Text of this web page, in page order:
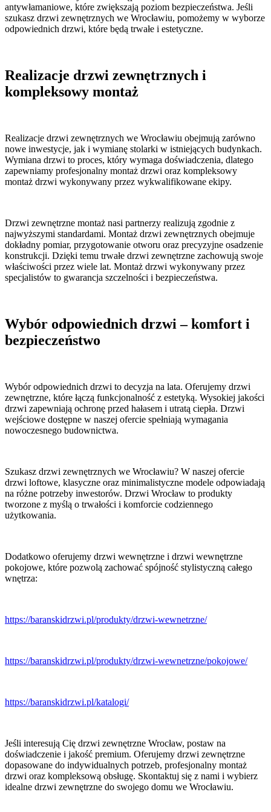
antywłamaniowe, które zwiększają poziom bezpieczeństwa. Jeśli
szukasz drzwi zewnętrznych we Wrocławiu, pomożemy w wyborze
odpowiednich drzwi, które będą trwałe i estetyczne.
Realizacje drzwi zewnętrznych i
kompleksowy montaż
Realizacje drzwi zewnętrznych we Wrocławiu obejmują zarówno
nowe inwestycje, jak i wymianę stolarki w istniejących budynkach.
Wymiana drzwi to proces, który wymaga doświadczenia, dlatego
zapewniamy profesjonalny montaż drzwi oraz kompleksowy
montaż drzwi wykonywany przez wykwalifikowane ekipy.
Drzwi zewnętrzne montaż nasi partnerzy realizują zgodnie z
najwyższymi standardami. Montaż drzwi zewnętrznych obejmuje
dokładny pomiar, przygotowanie otworu oraz precyzyjne osadzenie
konstrukcji. Dzięki temu trwałe drzwi zewnętrzne zachowują swoje
właściwości przez wiele lat. Montaż drzwi wykonywany przez
specjalistów to gwarancja szczelności i bezpieczeństwa.
Wybór odpowiednich drzwi – komfort i
bezpieczeństwo
Wybór odpowiednich drzwi to decyzja na lata. Oferujemy drzwi
zewnętrzne, które łączą funkcjonalność z estetyką. Wysokiej jakości
drzwi zapewniają ochronę przed hałasem i utratą ciepła. Drzwi
wejściowe dostępne w naszej ofercie spełniają wymagania
nowoczesnego budownictwa.
Szukasz drzwi zewnętrznych we Wrocławiu? W naszej ofercie
drzwi loftowe, klasyczne oraz minimalistyczne modele odpowiadają
na różne potrzeby inwestorów. Drzwi Wrocław to produkty
tworzone z myślą o trwałości i komforcie codziennego
użytkowania.
Dodatkowo oferujemy drzwi wewnętrzne i drzwi wewnętrzne
pokojowe, które pozwolą zachować spójność stylistyczną całego
wnętrza:
https://baranskidrzwi.pl/produkty/drzwi-wewnetrzne/
https://baranskidrzwi.pl/produkty/drzwi-wewnetrzne/pokojowe/
https://baranskidrzwi.pl/katalogi/
Jeśli interesują Cię drzwi zewnętrzne Wrocław, postaw na
doświadczenie i jakość premium. Oferujemy drzwi zewnętrzne
dopasowane do indywidualnych potrzeb, profesjonalny montaż
drzwi oraz kompleksową obsługę. Skontaktuj się z nami i wybierz
idealne drzwi zewnętrzne do swojego domu we Wrocławiu.